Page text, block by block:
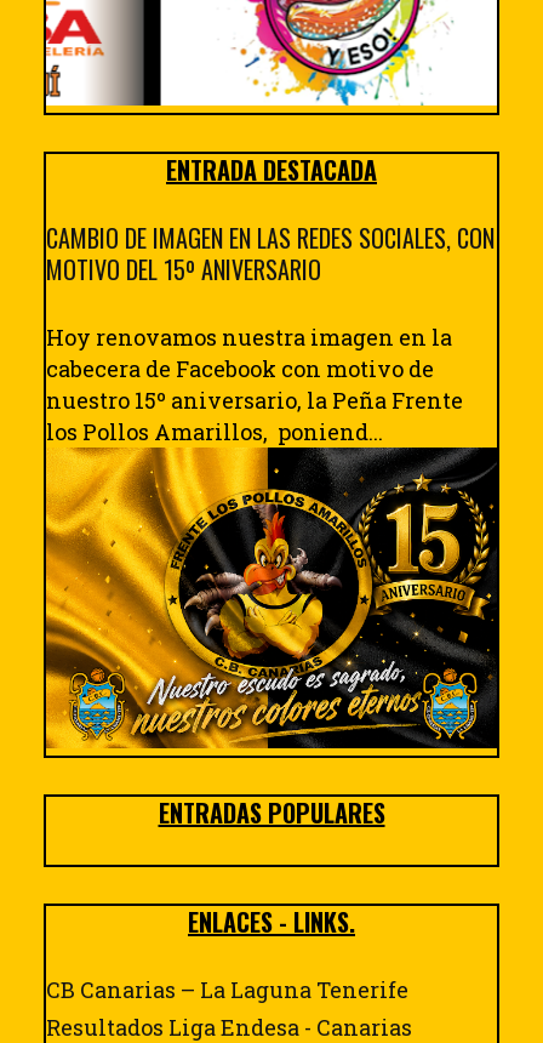
ENTRADA DESTACADA
CAMBIO DE IMAGEN EN LAS REDES SOCIALES, CON
MOTIVO DEL 15º ANIVERSARIO
Hoy renovamos nuestra imagen en la
cabecera de Facebook con motivo de
nuestro 15º aniversario, la Peña Frente
los Pollos Amarillos, poniend...
ENTRADAS POPULARES
ENLACES - LINKS.
CB Canarias – La Laguna Tenerife
Resultados Liga Endesa - Canarias